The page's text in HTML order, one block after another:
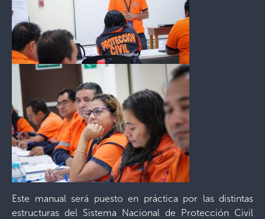
Este manual será puesto en práctica por las distintas
estructuras del Sistema Nacional de Protección Civil